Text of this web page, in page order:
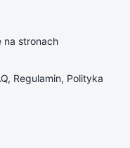
na stronach
Regulamin, Polityka